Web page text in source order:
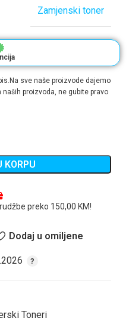
Zamjenski toner
sve naše proizvode dajemo
proizvoda, ne gubite pravo
KORPU
preko 150,00 KM!
Dodaj u omiljene
Toneri